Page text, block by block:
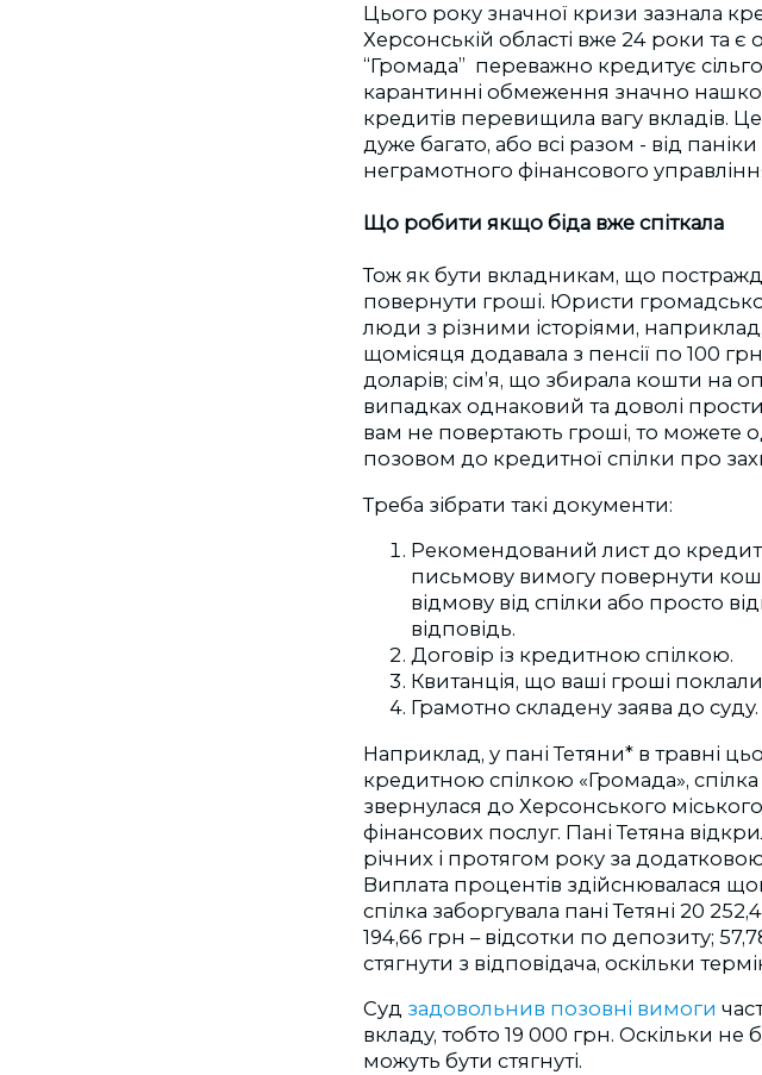
Цього року значної кризи зазнала
Херсонській області вже 24 роки та є
“Громада” переважно кредитує
карантинні обмеження значно
кредитів перевищила вагу вкладів.
дуже багато, або всі разом - від
неграмотного фінансового
Що робити якщо біда вже спіткала
Тож як бути вкладникам, що
повернути гроші. Юристи
люди з різними історіями,
щомісяця додавала з пенсії по 100
доларів; сім’я, що збирала кошти на
випадках однаковий та доволі
вам не повертають гроші, то можете
позовом до кредитної спілки про
Треба зібрати такі документи:
Рекомендований лист до
письмову вимогу повернути
відмову від спілки або просто
відповідь.
Договір із кредитною спілкою.
Квитанція, що ваші гроші
Грамотно складену заява до суду.
Наприклад, у пані Тетяни* в травні
кредитною спілкою «Громада»,
звернулася до Херсонського
фінансових послуг. Пані Тетяна
річних і протягом року за
Виплата процентів здійснювалася
спілка заборгувала пані Тетяні 20
194,66 грн – відсотки по депозиту;
стягнути з відповідача, оскільки
Суд задовольнив позовні вимоги
вкладу, тобто 19 000 грн. Оскільки не
можуть бути стягнуті.